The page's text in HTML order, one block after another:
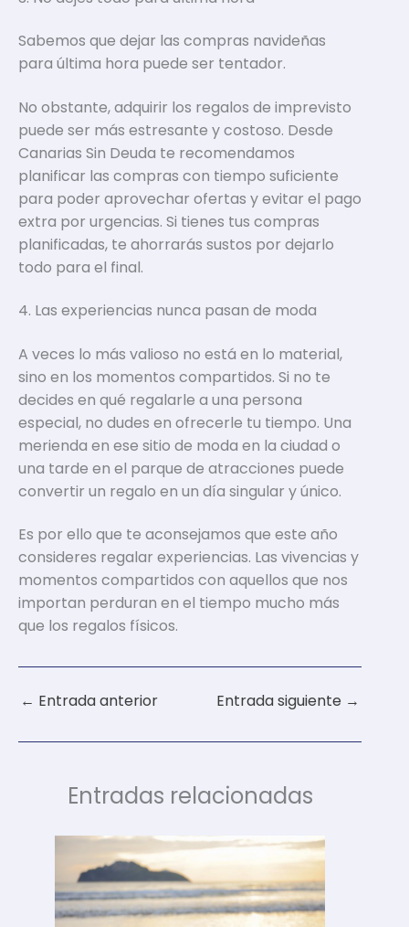
Sabemos que dejar las compras navideñas
para última hora puede ser tentador.
No obstante, adquirir los regalos de imprevisto
puede ser más estresante y costoso. Desde
Canarias Sin Deuda te recomendamos
planificar las compras con tiempo suficiente
para poder aprovechar ofertas y evitar el pago
extra por urgencias. Si tienes tus compras
planificadas, te ahorrarás sustos por dejarlo
todo para el final.
4. Las experiencias nunca pasan de moda
A veces lo más valioso no está en lo material,
sino en los momentos compartidos. Si no te
decides en qué regalarle a una persona
especial, no dudes en ofrecerle tu tiempo. Una
merienda en ese sitio de moda en la ciudad o
una tarde en el parque de atracciones puede
convertir un regalo en un día singular y único.
Es por ello que te aconsejamos que este año
consideres regalar experiencias. Las vivencias y
momentos compartidos con aquellos que nos
importan perduran en el tiempo mucho más
que los regalos físicos.
← Entrada anterior Entrada siguiente →
Entradas relacionadas